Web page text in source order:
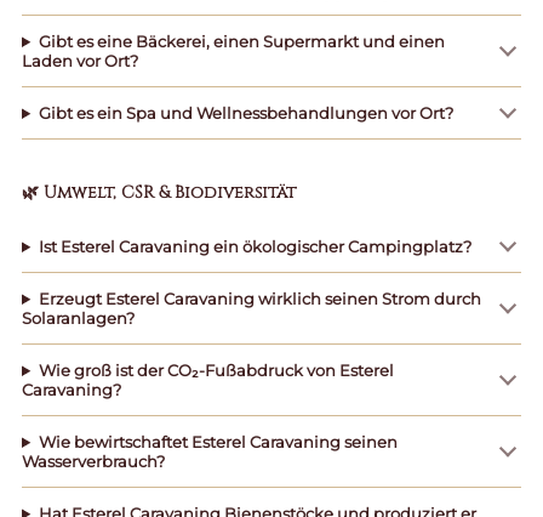
Gibt es eine Bäckerei, einen Supermarkt und einen
Laden vor Ort?
Gibt es ein Spa und Wellnessbehandlungen vor Ort?
🌿 Umwelt, CSR & Biodiversität
Ist Esterel Caravaning ein ökologischer Campingplatz?
Erzeugt Esterel Caravaning wirklich seinen Strom durch
Solaranlagen?
Wie groß ist der CO₂-Fußabdruck von Esterel
Caravaning?
Wie bewirtschaftet Esterel Caravaning seinen
Wasserverbrauch?